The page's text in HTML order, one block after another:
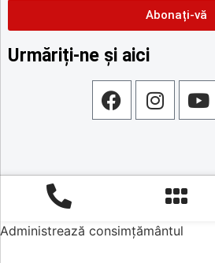
Abonați-vă
Urmăriți-ne și aici
Administrează consimțământul